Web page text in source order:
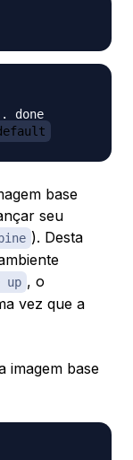
done
base
seu
). Desta
up , o
vez que a
imagem base